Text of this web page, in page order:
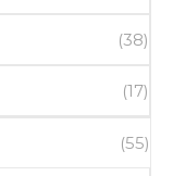
(38)
(17)
(55)